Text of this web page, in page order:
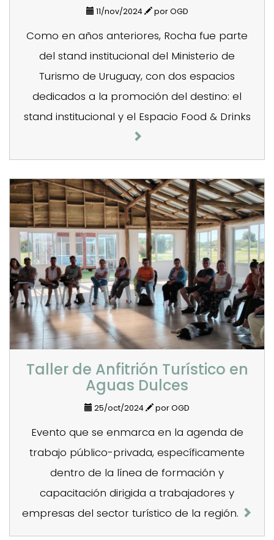
11/nov/2024 por OGD
Como en años anteriores, Rocha fue parte
del stand institucional del Ministerio de
Turismo de Uruguay, con dos espacios
dedicados a la promoción del destino: el
stand institucional y el Espacio Food & Drinks
Taller de Anfitrión Turístico en
Aguas Dulces
25/oct/2024 por OGD
Evento que se enmarca en la agenda de
trabajo público-privada, específicamente
dentro de la línea de formación y
capacitación dirigida a trabajadores y
empresas del sector turístico de la región.